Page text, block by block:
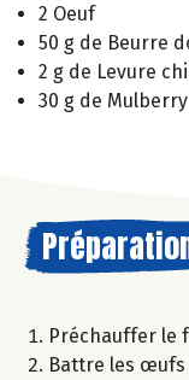
2 Oeuf
50 g de Beurre
2 g de Levure
30 g de Mulberry
Préchauffer le
Battre les œufs